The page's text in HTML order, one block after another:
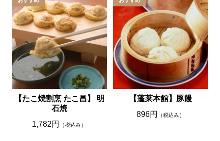
【たこ焼割烹 たこ昌】 明
石焼
1,782円
（税込み）
【蓬莱本館】豚饅
896円
（税込み）